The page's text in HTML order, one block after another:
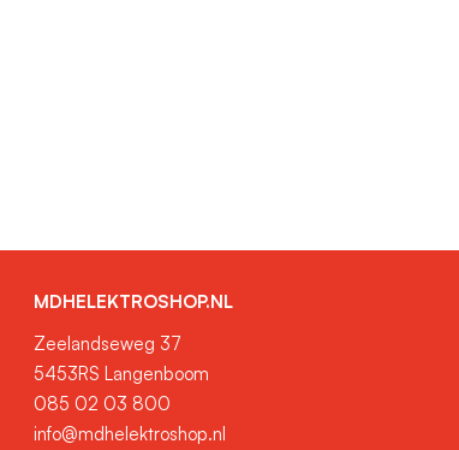
MDHELEKTROSHOP.NL
Zeelandseweg 37
5453RS Langenboom
085 02 03 800
info@mdhelektroshop.nl